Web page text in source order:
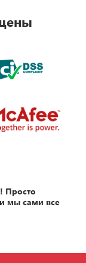
Просто
мы сами все